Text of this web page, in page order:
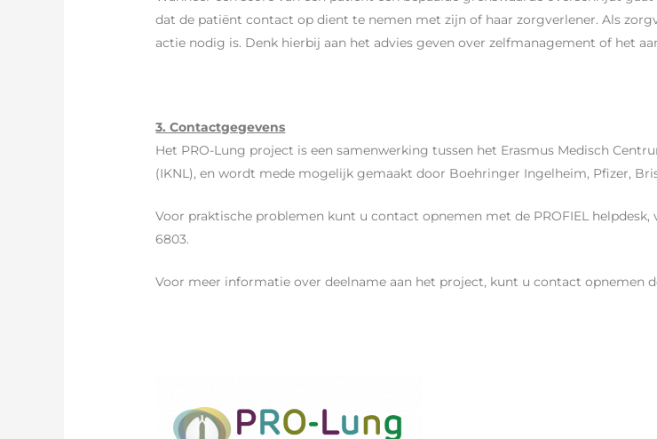
dat de patiënt contact op dient te nemen met zijn of haar zorgverlener. Als
actie nodig is. Denk hierbij aan het advies geven over zelfmanagement of het
3. Contactgegevens
Het PRO-Lung project is een samenwerking tussen het Erasmus Medisch
(IKNL), en wordt mede mogelijk gemaakt door Boehringer Ingelheim, Pfizer,
Voor praktische problemen kunt u contact opnemen met de PROFIEL helpdesk,
6803.
Voor meer informatie over deelname aan het project, kunt u contact opnemen